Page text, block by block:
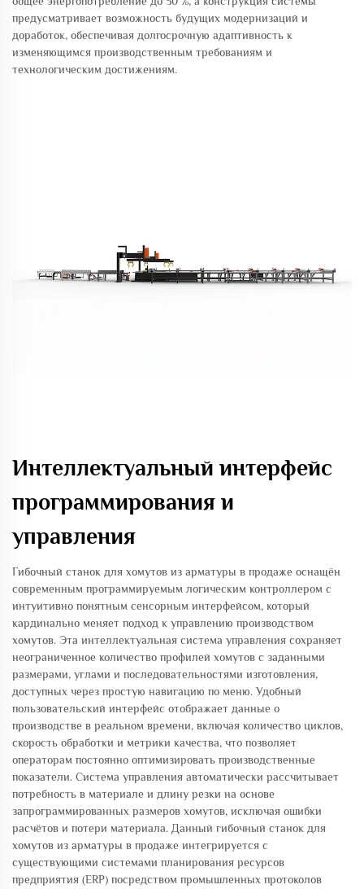
предусматривает возможность будущих модернизаций и
доработок, обеспечивая долгосрочную адаптивность к
изменяющимся производственным требованиям и
технологическим достижениям.
Интеллектуальный интерфейс
программирования и
управления
Гибочный станок для хомутов из арматуры в продаже оснащён
современным программируемым логическим контроллером с
интуитивно понятным сенсорным интерфейсом, который
кардинально меняет подход к управлению производством
хомутов. Эта интеллектуальная система управления сохраняет
неограниченное количество профилей хомутов с заданными
размерами, углами и последовательностями изготовления,
доступных через простую навигацию по меню. Удобный
пользовательский интерфейс отображает данные о
производстве в реальном времени, включая количество циклов,
скорость обработки и метрики качества, что позволяет
операторам постоянно оптимизировать производственные
показатели. Система управления автоматически рассчитывает
потребность в материале и длину резки на основе
запрограммированных размеров хомутов, исключая ошибки
расчётов и потери материала. Данный гибочный станок для
хомутов из арматуры в продаже интегрируется с
существующими системами планирования ресурсов
предприятия (ERP) посредством промышленных протоколов